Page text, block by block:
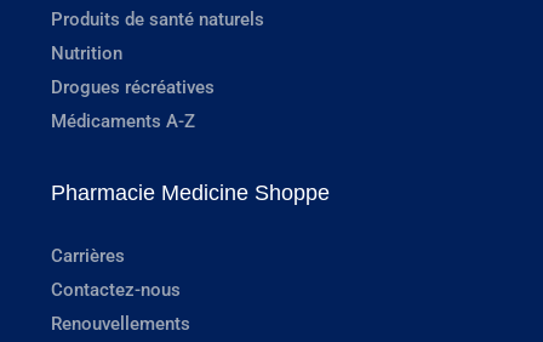
Produits de santé naturels
Nutrition
Drogues récréatives
Médicaments A-Z
Pharmacie Medicine Shoppe
Carrières
Contactez-nous
Renouvellements